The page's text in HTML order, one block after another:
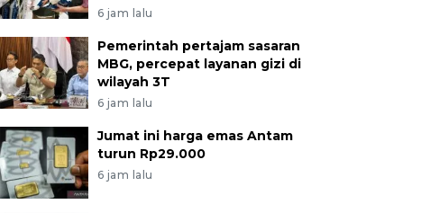
6 jam lalu
Pemerintah pertajam sasaran
MBG, percepat layanan gizi di
wilayah 3T
6 jam lalu
Jumat ini harga emas Antam
turun Rp29.000
6 jam lalu